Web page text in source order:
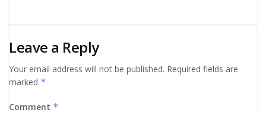
Leave a Reply
Your email address will not be published. Required fields are
marked *
Comment *